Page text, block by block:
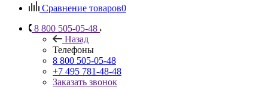
Сравнение товаров0
8 800 505-05-48
Назад
Телефоны
8 800 505-05-48
+7 495 781-48-48
Заказать звонок